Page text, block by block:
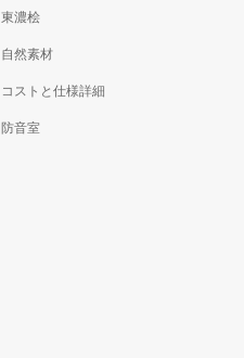
東濃桧
自然素材
コストと仕様詳細
防音室